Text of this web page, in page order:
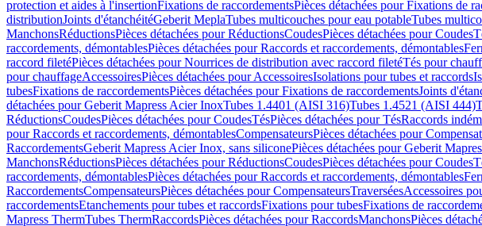
protection et aides à l'insertionFixations de raccordementsPièces détachées pour Fixations de
distributionJoints d'étanchéitéGeberit MeplaTubes multicouches pour eau potableTubes
ManchonsRéductionsPièces détachées pour RéductionsCoudesPièces détachées pour Coudes
raccordements, démontablesPièces détachées pour Raccords et raccordements, démontables
raccord filetéPièces détachées pour Nourrices de distribution avec raccord filetéTés pour
pour chauffageAccessoiresPièces détachées pour AccessoiresIsolations pour tubes et raccords
tubesFixations de raccordementsPièces détachées pour Fixations de raccordementsJoints
détachées pour Geberit Mapress Acier InoxTubes 1.4401 (AISI 316)Tubes 1.4521 (AISI 444)
RéductionsCoudesPièces détachées pour CoudesTésPièces détachées pour TésRaccords
pour Raccords et raccordements, démontablesCompensateursPièces détachées pour
RaccordementsGeberit Mapress Acier Inox, sans siliconePièces détachées pour Geberit
ManchonsRéductionsPièces détachées pour RéductionsCoudesPièces détachées pour Coudes
raccordements, démontablesPièces détachées pour Raccords et raccordements, démontables
RaccordementsCompensateursPièces détachées pour CompensateursTraverséesAccessoires
raccordementsEtanchements pour tubes et raccordsFixations pour tubesFixations de
Mapress ThermTubes ThermRaccordsPièces détachées pour RaccordsManchonsPièces